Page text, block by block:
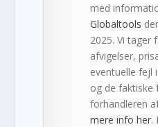
med
Globaltools
2025. Vi tager
afvigelser,
eventuelle fejl
og de faktiske
forhandleren
mere info her.